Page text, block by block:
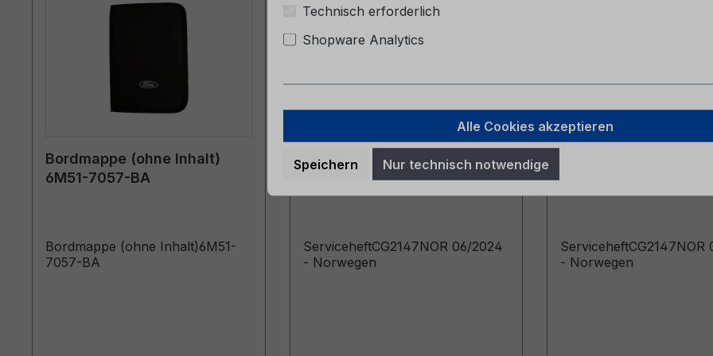
Bordmappe (ohne Inhalt)
6M51-7057-BA
Bordmappe (ohne Inhalt)6M51-
7057-BA
Serviceheft CG2147NOR
06/2024 - Norwegen
ServiceheftCG2147NOR 06/2024
- Norwegen
ServiceheftCG2147NOR
- Norwegen
Technisch erforderlich
Shopware Analytics
Alle Cookies akzeptieren
Speichern Nur technisch notwendige